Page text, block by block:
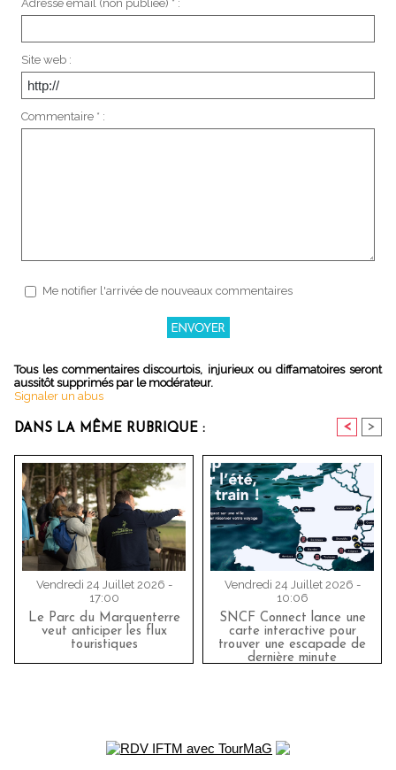
Adresse email (non publiée) * :
Site web :
Commentaire * :
Me notifier l'arrivée de nouveaux commentaires
Tous les commentaires discourtois, injurieux ou diffamatoires seront
aussitôt supprimés par le modérateur.
Signaler un abus
DANS LA MÊME RUBRIQUE : < >
Vendredi 24 Juillet 2026 -
17:00
Le Parc du Marquenterre
veut anticiper les flux
touristiques
Vendredi 24 Juillet 2026 -
10:06
SNCF Connect lance une
carte interactive pour
trouver une escapade de
dernière minute